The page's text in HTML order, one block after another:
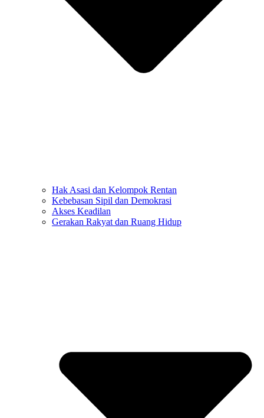
Hak Asasi dan Kelompok Rentan
Kebebasan Sipil dan Demokrasi
Akses Keadilan
Gerakan Rakyat dan Ruang Hidup